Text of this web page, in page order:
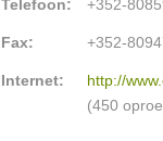
Telefoon: +352-
Fax: +352-
Internet:
http://
(450